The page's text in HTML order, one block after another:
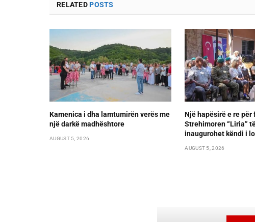
RELATEDPOSTS
Kamenica i dha lamtumirën verës me
një darkë madhështore
AUGUST 5, 2026
Një hapësirë e re për
Strehimoren “Liria”
inaugurohet këndi i
AUGUST 5, 2026